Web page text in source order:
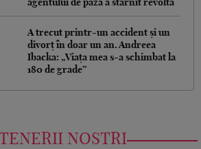
agentului de pază a stârnit revoltă
A trecut printr-un accident și un
divorț în doar un an. Andreea
Ibacka: „Viața mea s-a schimbat la
180 de grade”
NOSTRI